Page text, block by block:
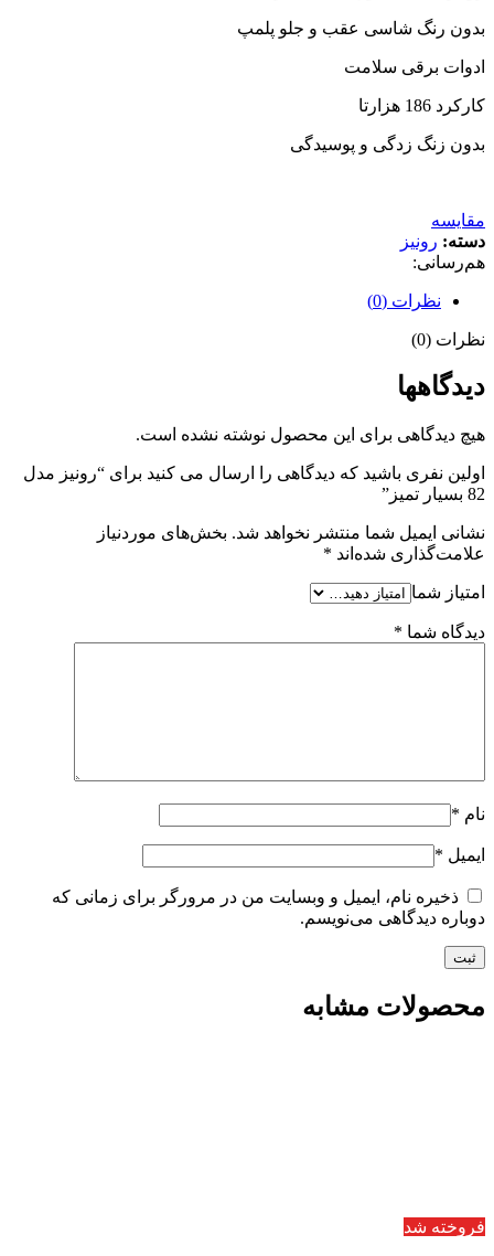
بدون رنگ شاسی عقب و جلو پلمپ
ادوات برقی سلامت
کارکرد 186 هزارتا
بدون زنگ زدگی و پوسیدگی
مقایسه
دسته: رونیز
هم‌رسانی:
نظرات (0)
نظرات (0)
دیدگاهها
هیچ دیدگاهی برای این محصول نوشته نشده است.
اولین نفری باشید که دیدگاهی را ارسال می کنید برای “رونیز مدل
82 بسیار تمیز”
نشانی ایمیل شما منتشر نخواهد شد. بخش‌های موردنیاز
علامت‌گذاری شده‌اند *
امتیاز شما
دیدگاه شما *
نام *
ایمیل *
ذخیره نام، ایمیل و وبسایت من در مرورگر برای زمانی که
دوباره دیدگاهی می‌نویسم.
محصولات مشابه
فروخته شد